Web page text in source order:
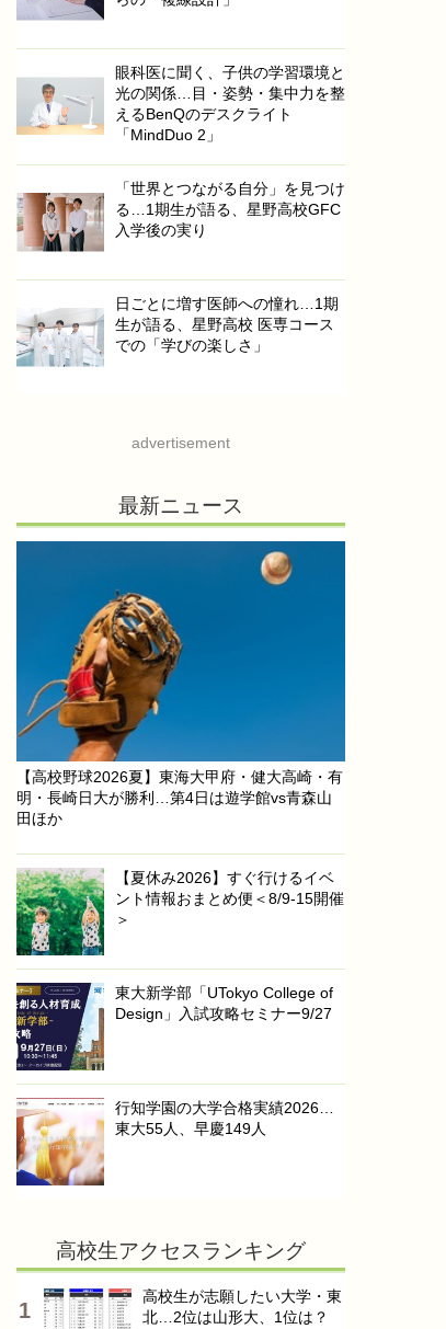
眼科医に聞く、子供の学習環境と
光の関係…目・姿勢・集中力を整
えるBenQのデスクライト
「MindDuo 2」
「世界とつながる自分」を見つけ
る…1期生が語る、星野高校GFC
入学後の実り
日ごとに増す医師への憧れ…1期
生が語る、星野高校 医専コース
での「学びの楽しさ」
advertisement
最新ニュース
【高校野球2026夏】東海大甲府・健大高崎・有
明・長崎日大が勝利…第4日は遊学館vs青森山
田ほか
【夏休み2026】すぐ行けるイベ
ント情報おまとめ便＜8/9-15開催
＞
東大新学部「UTokyo College of
Design」入試攻略セミナー9/27
行知学園の大学合格実績2026…
東大55人、早慶149人
高校生アクセスランキング
高校生が志願したい大学・東
北…2位は山形大、1位は？